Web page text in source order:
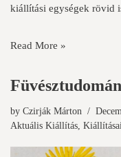
kiállítási egységek rövid
Read More »
by Czirják Márton
Aktuális Kiállítás